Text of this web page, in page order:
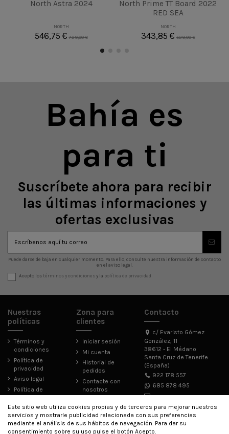
North Astra 2024
NORTH
546,75 € 729,00 €
North Prime TT Board 2022
RED SEA
NORTH
343,85 € 529,00 €
Bahía es
para ti
Suscríbete ahora para recibir
las últimas informaciones y
ofertas exclusivas
Puede darse de baja en cualquier momento. Para ello, consulte nuestra información de contacto
en el aviso legal.
Acepto los términos y condicionesy la política de privacidad
Nuestras
políticas
Términos y
condiciones
Política de
privacidad
Aviso legal
Política de
Accesibilidad
Zona para
clientes
Iniciar sesión
Mi cuenta
Historial de
pedidos
Contacte con
nosotros
Contacto
c/ Evaristo Gómez
González, 11
38612 - El Médano
Santa Cruz de Tenerife
(España)
922 178 557
685 878 495
bahia@bahiasurfshop.com
Este sitio web utiliza cookies propias y de terceros para mejorar nuestros
servicios y mostrarle publicidad relacionada con sus preferencias
mediante el análisis de sus hábitos de navegación. Para dar su
consentimiento sobre su uso pulse el botón Acepto.